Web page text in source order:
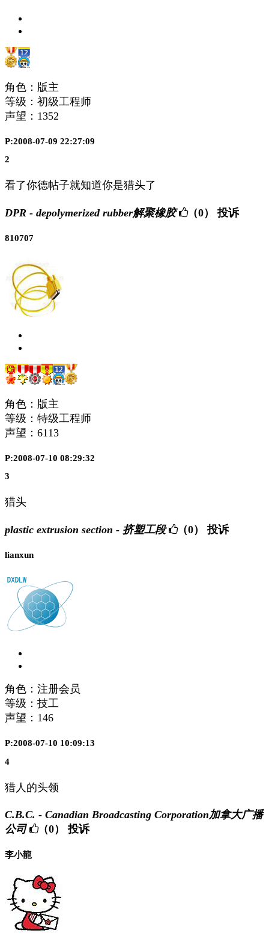
角色：版主
等级：初级工程师
声望： 1352
P:2008-07-09 22:27:09
2
看了你德帖子就知道你是猎头了
DPR - depolymerized rubber解聚橡胶 （0） 投诉
810707
角色：版主
等级：特级工程师
声望： 6113
P:2008-07-10 08:29:32
3
猎头
plastic extrusion section - 挤塑工段 （0） 投诉
lianxun
角色：注册会员
等级：技工
声望： 146
P:2008-07-10 10:09:13
4
猎人的头领
C.B.C. - Canadian Broadcasting Corporation加拿大广播
公司
（0） 投诉
李小龍